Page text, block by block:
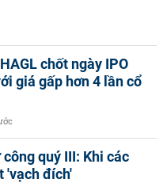
chốt ngày IPO
giá gấp hơn 4 lần cổ
quý III: Khi các
'vạch đích'